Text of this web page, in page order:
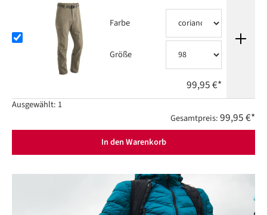
Farbe
Größe
99,95 €*
Ausgewählt: 1
Gesamtpreis:99,95 €*
In den Warenkorb